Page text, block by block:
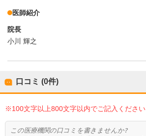
医師紹介
院長
小川 輝之
口コミ (0件)
※100文字以上800文字以内でご記入ください